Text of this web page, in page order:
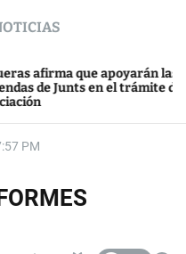
que apoyarán las
en el trámite de la
:58 PM